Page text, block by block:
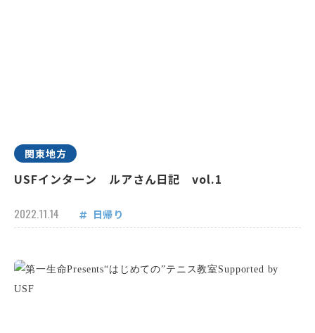
関東地方
USFインターン ルアさん日記 vol.1
2022.11.14 日帰り